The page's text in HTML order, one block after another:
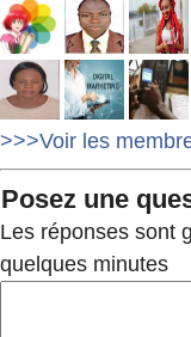
>>>Voir les
Posez une
Les réponses sont
quelques minutes